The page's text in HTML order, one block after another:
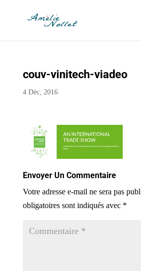
couv-vinitech-viadeo
4 Déc, 2016
Envoyer Un Commentaire
Votre adresse e-mail ne sera pas
obligatoires sont indiqués avec *